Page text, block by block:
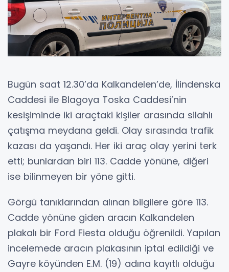
Bugün saat 12.30’da Kalkandelen’de, İlindenska
Caddesi ile Blagoya Toska Caddesi’nin
kesişiminde iki araçtaki kişiler arasında silahlı
çatışma meydana geldi. Olay sırasında trafik
kazası da yaşandı. Her iki araç olay yerini terk
etti; bunlardan biri 113. Cadde yönüne, diğeri
ise bilinmeyen bir yöne gitti.
Görgü tanıklarından alınan bilgilere göre 113.
Cadde yönüne giden aracın Kalkandelen
plakalı bir Ford Fiesta olduğu öğrenildi. Yapılan
incelemede aracın plakasının iptal edildiği ve
Gayre köyünden E.M. (19) adına kayıtlı olduğu